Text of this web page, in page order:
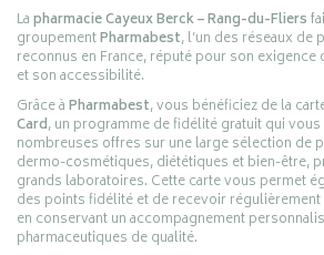
Lapharmacie Cayeux Berck – Rang-du-Fliers
groupementPharmabest, l’un des réseaux de
reconnus en France, réputé pour son
et son accessibilité.
Grâce àPharmabest, vous bénéficiez de la
Card, un programme de fidélité gratuit qui
nombreuses offres sur une large sélection de
dermo-cosmétiques, diététiques et bien-être,
grands laboratoires. Cette carte vous permet
des points fidélité et de recevoir régulièrement
en conservant un accompagnement
pharmaceutiques de qualité.